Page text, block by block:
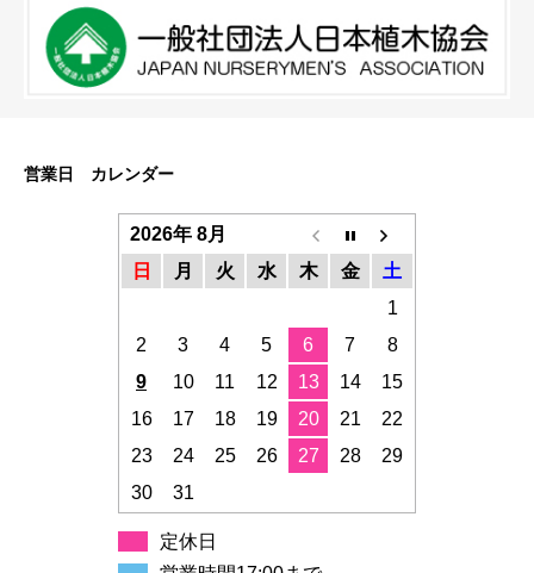
営業日 カレンダー
2026年 8月
日
月 火 水 木 金
土
1
2
3 4 5 6 7
8
9
10 11 12 13 14
15
16
17 18 19 20 21
22
23
24 25 26 27 28
29
30
31
定休日